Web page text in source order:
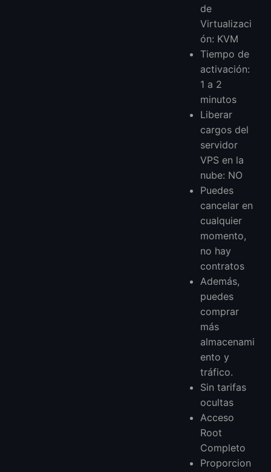
de
Virtualizaci
ón: KVM
Tiempo de
activación:
1 a 2
minutos
Liberar
cargos del
servidor
VPS en la
nube: NO
Puedes
cancelar en
cualquier
momento,
no hay
contratos
Además,
puedes
comprar
más
almacenami
ento y
tráfico.
Sin tarifas
ocultas
Acceso
Root
Completo
Proporcion